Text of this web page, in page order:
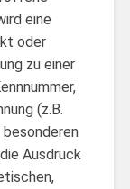
eine
oder
zu einer
(z.B.
besonderen
Ausdruck